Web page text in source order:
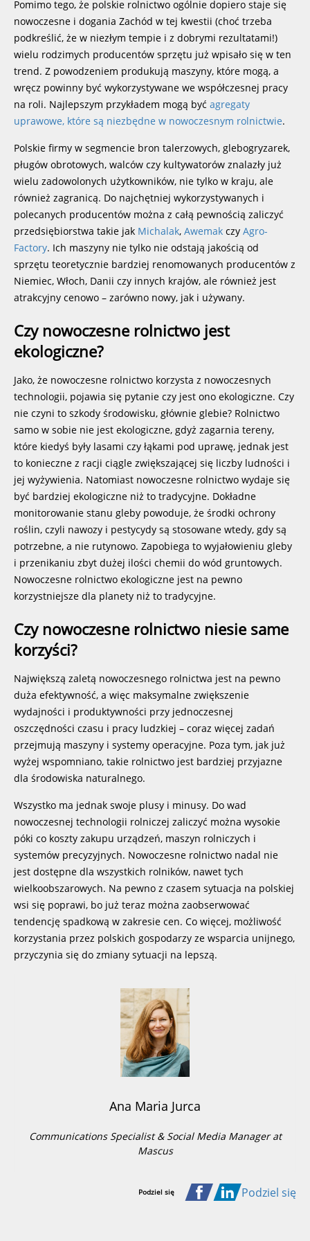
Pomimo tego, że polskie rolnictwo ogólnie dopiero staje się
nowoczesne i dogania Zachód w tej kwestii (choć trzeba
podkreślić, że w niezłym tempie i z dobrymi rezultatami!)
wielu rodzimych producentów sprzętu już wpisało się w ten
trend. Z powodzeniem produkują maszyny, które mogą, a
wręcz powinny być wykorzystywane we współczesnej pracy
na roli. Najlepszym przykładem mogą być agregaty
uprawowe, które są niezbędne w nowoczesnym rolnictwie.
Polskie firmy w segmencie bron talerzowych, glebogryzarek,
pługów obrotowych, walców czy kultywatorów znalazły już
wielu zadowolonych użytkowników, nie tylko w kraju, ale
również zagranicą. Do najchętniej wykorzystywanych i
polecanych producentów można z całą pewnością zaliczyć
przedsiębiorstwa takie jak Michalak, Awemak czy Agro-
Factory. Ich maszyny nie tylko nie odstają jakością od
sprzętu teoretycznie bardziej renomowanych producentów z
Niemiec, Włoch, Danii czy innych krajów, ale również jest
atrakcyjny cenowo – zarówno nowy, jak i używany.
Czy nowoczesne rolnictwo jest
ekologiczne?
Jako, że nowoczesne rolnictwo korzysta z nowoczesnych
technologii, pojawia się pytanie czy jest ono ekologiczne. Czy
nie czyni to szkody środowisku, głównie glebie? Rolnictwo
samo w sobie nie jest ekologiczne, gdyż zagarnia tereny,
które kiedyś były lasami czy łąkami pod uprawę, jednak jest
to konieczne z racji ciągle zwiększającej się liczby ludności i
jej wyżywienia. Natomiast nowoczesne rolnictwo wydaje się
być bardziej ekologiczne niż to tradycyjne. Dokładne
monitorowanie stanu gleby powoduje, że środki ochrony
roślin, czyli nawozy i pestycydy są stosowane wtedy, gdy są
potrzebne, a nie rutynowo. Zapobiega to wyjałowieniu gleby
i przenikaniu zbyt dużej ilości chemii do wód gruntowych.
Nowoczesne rolnictwo ekologiczne jest na pewno
korzystniejsze dla planety niż to tradycyjne.
Czy nowoczesne rolnictwo niesie same
korzyści?
Największą zaletą nowoczesnego rolnictwa jest na pewno
duża efektywność, a więc maksymalne zwiększenie
wydajności i produktywności przy jednoczesnej
oszczędności czasu i pracy ludzkiej – coraz więcej zadań
przejmują maszyny i systemy operacyjne. Poza tym, jak już
wyżej wspomniano, takie rolnictwo jest bardziej przyjazne
dla środowiska naturalnego.
Wszystko ma jednak swoje plusy i minusy. Do wad
nowoczesnej technologii rolniczej zaliczyć można wysokie
póki co koszty zakupu urządzeń, maszyn rolniczych i
systemów precyzyjnych. Nowoczesne rolnictwo nadal nie
jest dostępne dla wszystkich rolników, nawet tych
wielkoobszarowych. Na pewno z czasem sytuacja na polskiej
wsi się poprawi, bo już teraz można zaobserwować
tendencję spadkową w zakresie cen. Co więcej, możliwość
korzystania przez polskich gospodarzy ze wsparcia unijnego,
przyczynia się do zmiany sytuacji na lepszą.
Ana Maria Jurca
Communications Specialist & Social Media Manager at
Mascus
Podziel się Podziel się